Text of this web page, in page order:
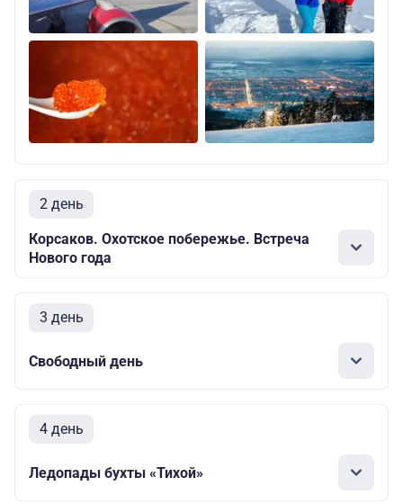
2 день
Корсаков. Охотское побережье. Встреча
Нового года
3 день
Свободный день
4 день
Ледопады бухты «Тихой»